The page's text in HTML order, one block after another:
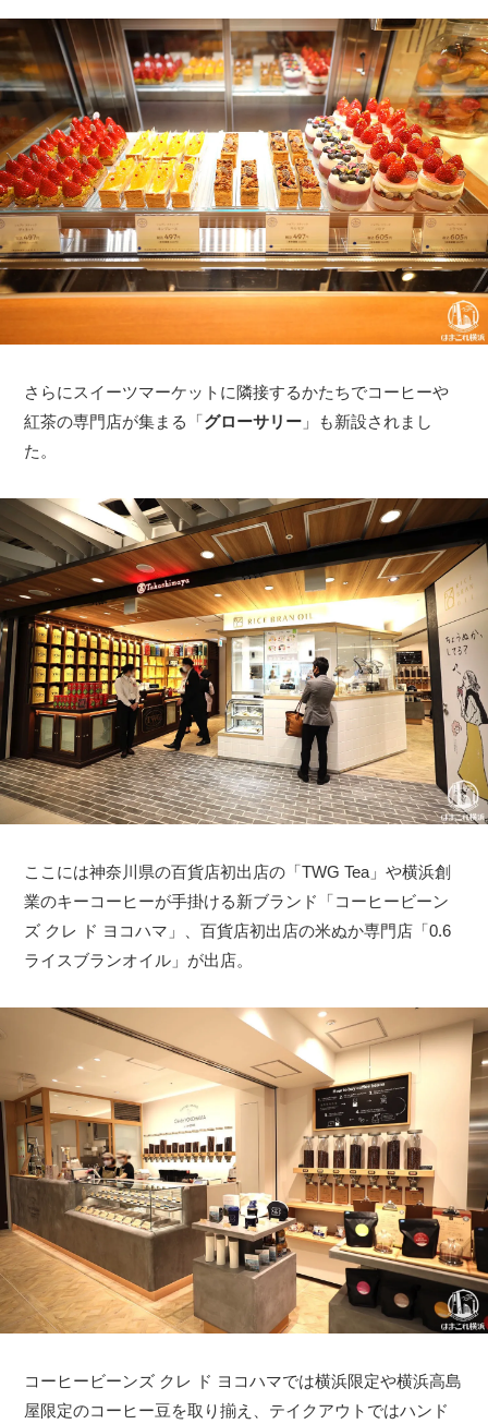
さらにスイーツマーケットに隣接するかたちでコーヒーや
紅茶の専門店が集まる「グローサリー 」も新設されまし
た。
ここには神奈川県の百貨店初出店の「TWG Tea」や横浜創
業のキーコーヒーが手掛ける新ブランド「コーヒービーン
ズ クレ ド ヨコハマ」、百貨店初出店の米ぬか専門店「0.6
ライスブランオイル」が出店。
コーヒービーンズ クレ ド ヨコハマでは横浜限定や横浜高島
屋限定のコーヒー豆を取り揃え、テイクアウトではハンド